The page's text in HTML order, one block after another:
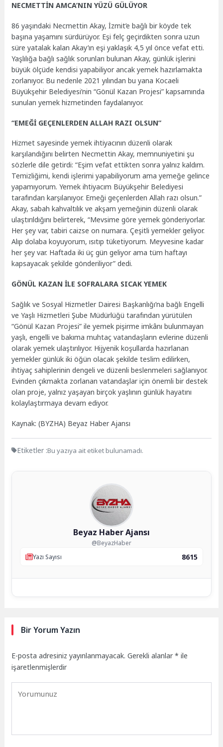
NECMETTİN AMCA’NIN YÜZÜ GÜLÜYOR
86 yaşındaki Necmettin Akay, İzmit’e bağlı bir köyde tek
başına yaşamını sürdürüyor. Eşi felç geçirdikten sonra uzun
süre yatalak kalan Akay’ın eşi yaklaşık 4,5 yıl önce vefat etti.
Yaşlılığa bağlı sağlık sorunları bulunan Akay, günlük işlerini
büyük ölçüde kendisi yapabiliyor ancak yemek hazırlamakta
zorlanıyor. Bu nedenle 2021 yılından bu yana Kocaeli
Büyükşehir Belediyesi’nin “Gönül Kazan Projesi” kapsamında
sunulan yemek hizmetinden faydalanıyor.
“EMEĞİ GEÇENLERDEN ALLAH RAZI OLSUN”
Hizmet sayesinde yemek ihtiyacının düzenli olarak
karşılandığını belirten Necmettin Akay, memnuniyetini şu
sözlerle dile getirdi: “Eşim vefat ettikten sonra yalnız kaldım.
Temizliğimi, kendi işlerimi yapabiliyorum ama yemeğe gelince
yapamıyorum. Yemek ihtiyacım Büyükşehir Belediyesi
tarafından karşılanıyor. Emeği geçenlerden Allah razı olsun.”
Akay, sabah kahvaltılık ve akşam yemeğinin düzenli olarak
ulaştırıldığını belirterek, “Mevsime göre yemek gönderiyorlar.
Her şey var, tabiri caizse on numara. Çeşitli yemekler geliyor.
Alıp dolaba koyuyorum, ısıtıp tüketiyorum. Meyvesine kadar
her şey var. Haftada iki üç gün geliyor ama tüm haftayı
kapsayacak şekilde gönderiliyor” dedi.
GÖNÜL KAZAN İLE SOFRALARA SICAK YEMEK
Sağlık ve Sosyal Hizmetler Dairesi Başkanlığı’na bağlı Engelli
ve Yaşlı Hizmetleri Şube Müdürlüğü tarafından yürütülen
“Gönül Kazan Projesi” ile yemek pişirme imkânı bulunmayan
yaşlı, engelli ve bakıma muhtaç vatandaşların evlerine düzenli
olarak yemek ulaştırılıyor. Hijyenik koşullarda hazırlanan
yemekler günlük iki öğün olacak şekilde teslim edilirken,
ihtiyaç sahiplerinin dengeli ve düzenli beslenmeleri sağlanıyor.
Evinden çıkmakta zorlanan vatandaşlar için önemli bir destek
olan proje, yalnız yaşayan birçok yaşlının günlük hayatını
kolaylaştırmaya devam ediyor.
Kaynak: (BYZHA) Beyaz Haber Ajansı
Etiketler :Bu yazıya ait etiket bulunamadı.
Beyaz Haber Ajansı
@BeyazHaber
Yazı Sayısı
8615
Bir Yorum Yazın
E-posta adresiniz yayınlanmayacak. Gerekli alanlar* ile
işaretlenmişlerdir